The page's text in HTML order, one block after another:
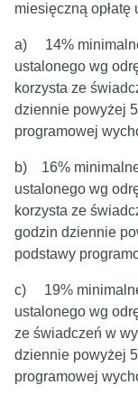
miesięczną
a) 14%
ustalonego wg
korzysta ze
dziennie powyżej
programowej
b) 16%
ustalonego wg
korzysta ze
godzin dziennie
podstawy
c) 19%
ustalonego wg
ze świadczeń w
dziennie powyżej
programowej